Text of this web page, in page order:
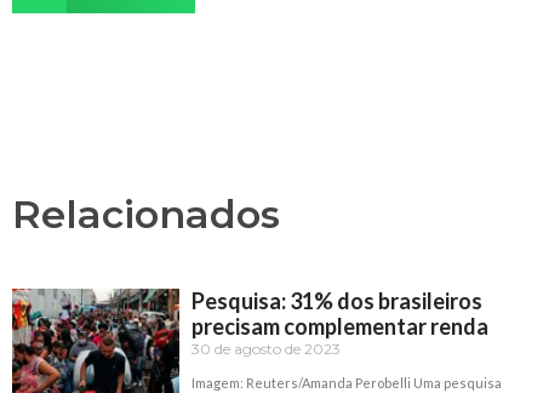
Relacionados
Pesquisa: 31% dos brasileiros
precisam complementar renda
30 de agosto de 2023
Imagem: Reuters/Amanda Perobelli Uma pesquisa